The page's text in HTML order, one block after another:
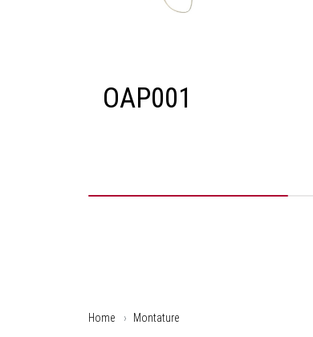
OAP001
Home Montature